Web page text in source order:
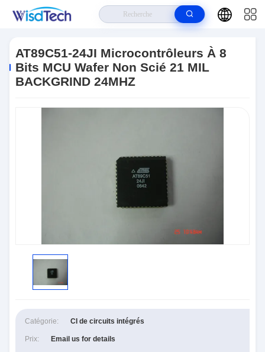
Microcontrôleurs À 8 Bits MCU Wafer Non Scié 21 MIL BACKGRIND 24MHZ
AT89C51-24JI Microcontrôleurs À 8
Bits MCU Wafer Non Scié 21 MIL
BACKGRIND 24MHZ
Catégorie: CI de circuits intégrés
Prix: Email us for details